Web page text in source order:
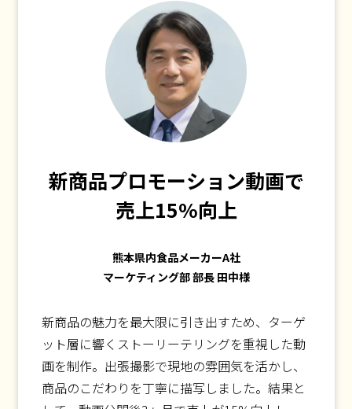
新商品プロモーション動画で
売上15%向上
熊本県内食品メーカーA社
マーケティング部 部長 田中様
新商品の魅力を最大限に引き出すため、ターゲ
ット層に響くストーリーテリングを重視した動
画を制作。出張撮影で現地の雰囲気を活かし、
商品のこだわりを丁寧に描写しました。結果と